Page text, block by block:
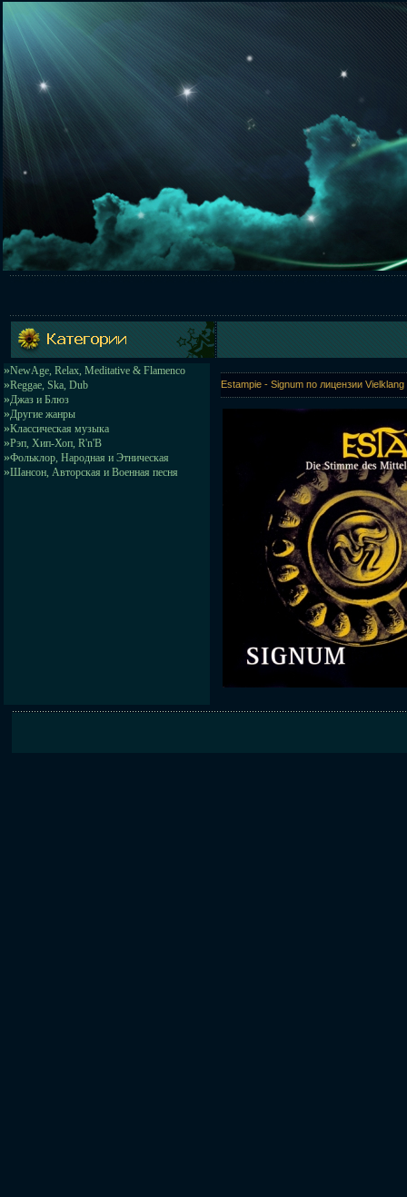
»NewAge, Relax, Meditative & Flamenco
»Reggae, Ska, Dub
»Джаз и Блюз
»Другие жанры
»Классическая музыка
»Рэп, Хип-Хоп, R'n'B
»Фольклор, Народная и Этническая
»Шансон, Авторская и Военная песня
Estampie - Signum по лицензии